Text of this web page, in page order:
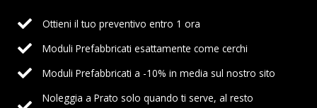
Ottieni il tuo preventivo entro 1 ora
Moduli Prefabbricati esattamente come cerchi
Moduli Prefabbricati a -10% in media sul nostro sito
Noleggia a Prato solo quando ti serve, al resto